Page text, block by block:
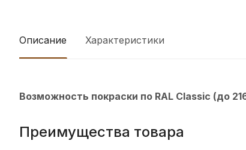
Описание Характеристики
Возможность покраски по RAL Classic (до
Преимущества товара